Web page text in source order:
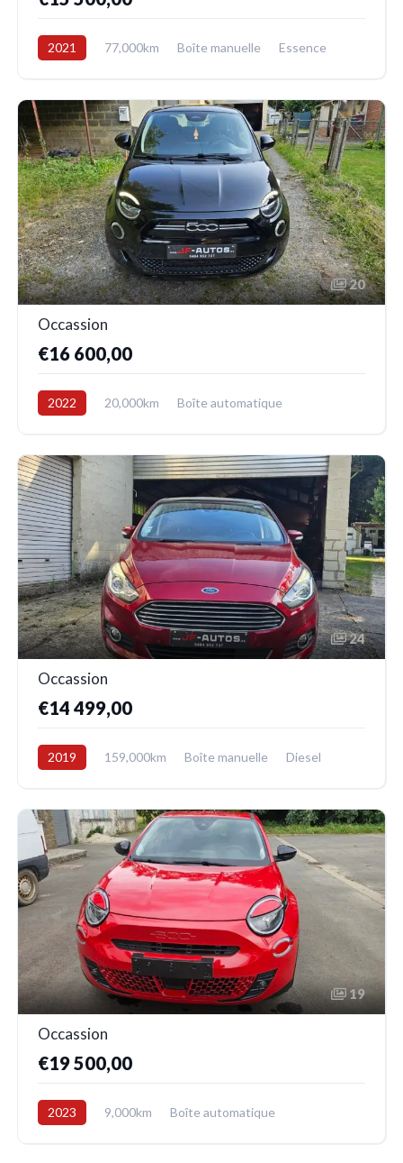
2021 77,000km Boîte manuelle
Essence
20
Occassion
€16 600,00
2022 20,000km
Boîte automatique
24
Occassion
€14 499,00
2019 159,000km Boîte manuelle
Diesel
19
Occassion
€19 500,00
2023 9,000km
Boîte automatique